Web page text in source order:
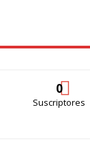
0
Suscriptores